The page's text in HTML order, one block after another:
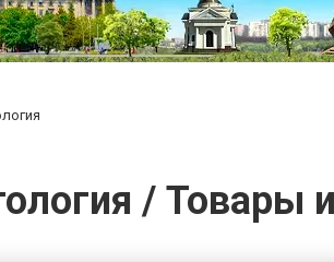
/ Товары